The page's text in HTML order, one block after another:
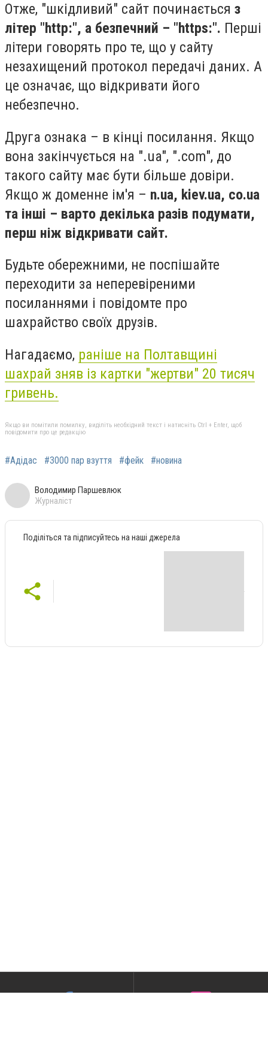
Отже, "шкідливий" сайт починається з
літер "http:", а безпечний – "https:". Перші
літери говорять про те, що у сайту
незахищений протокол передачі даних. А
це означає, що відкривати його
небезпечно.
Друга ознака – в кінці посилання. Якщо
вона закінчується на ".ua", ".сom", до
такого сайту має бути більше довіри.
Якщо ж доменне ім'я – n.ua, kiev.ua, co.ua
та інші – варто декілька разів подумати,
перш ніж відкривати сайт.
Будьте обережними, не поспішайте
переходити за неперевіреними
посиланнями і повідомте про
шахрайство своїх друзів.
Нагадаємо, раніше на Полтавщині
шахрай зняв із картки "жертви" 20 тисяч
гривень.
Якщо ви помітили помилку, виділіть необхідний текст і натисніть Ctrl + Enter, щоб
повідомити про це редакцію
#Адідас #3000 пар взуття #фейк #новина
Володимир Паршевлюк
Журналіст
Поділіться та підписуйтесь на наші джерела